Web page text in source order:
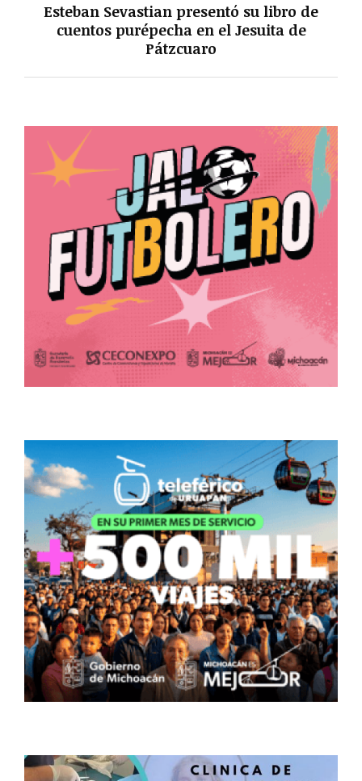
Esteban Sevastian presentó su libro de
cuentos purépecha en el Jesuita de
Pátzcuaro